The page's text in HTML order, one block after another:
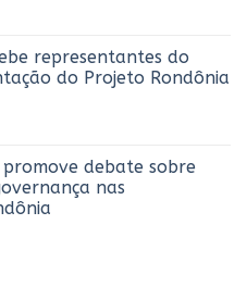
RO
representantes do
do Projeto Rondônia
ROpromove debate sobre
nas